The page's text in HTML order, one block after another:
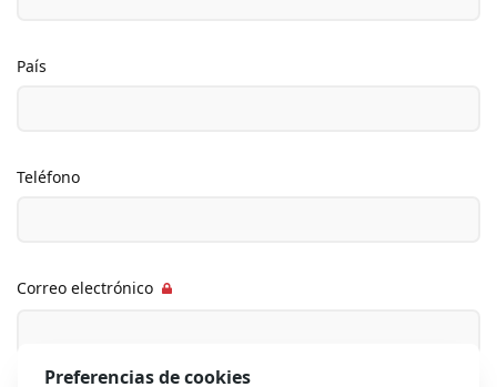
País
Teléfono
Correo electrónico
Preferencias de cookies